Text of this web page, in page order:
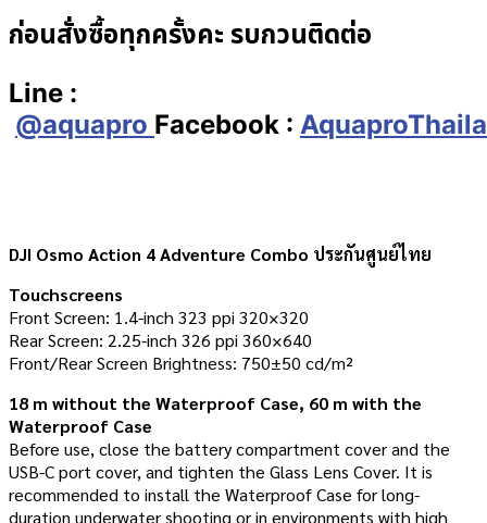
ก่อนสั่งซื้อทุกครั้งคะ รบกวนติดต่อ
Line :
@aquapro Facebook :
DJI Osmo Action 4 Adventure Combo ประกันศูนย์ไทย
Touchscreens
Front Screen: 1.4-inch 323 ppi 320×320
Rear Screen: 2.25-inch 326 ppi 360×640
Front/Rear Screen Brightness: 750±50 cd/m²
18 m without the Waterproof Case, 60 m with the
Waterproof Case
Before use, close the battery compartment cover and the
USB-C port cover, and tighten the Glass Lens Cover. It is
recommended to install the Waterproof Case for long-
duration underwater shooting or in environments with high